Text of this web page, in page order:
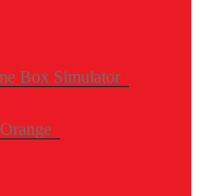
Box Simulator